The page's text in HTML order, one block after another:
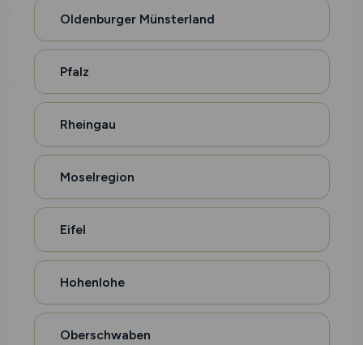
Oldenburger Münsterland
Pfalz
Rheingau
Moselregion
Eifel
Hohenlohe
Oberschwaben